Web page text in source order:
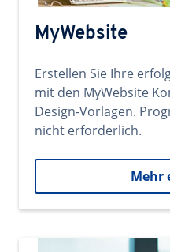
MyWebsite
Erstellen Sie Ihre
mit den MyWebsite
Design-Vorlagen.
nicht erforderlich.
Mehr